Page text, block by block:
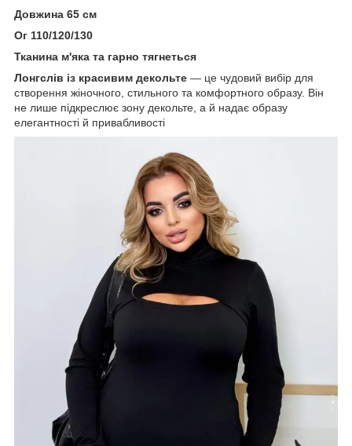
Довжина 65 см
Ог 110/120/130
Тканина м'яка та гарно тягнеться
Лонгслів із красивим декольте — це чудовий вибір для
створення жіночного, стильного та комфортного образу. Він
не лише підкреслює зону декольте, а й надає образу
елегантності й привабливості